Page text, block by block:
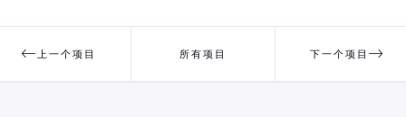
上一个项目 所有项目 下一个项目